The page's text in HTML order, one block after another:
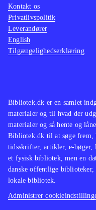
Bibliotek.dk er en samlet
materialer og til hvad der
materialer og så hente og
Bibliotek.dk til at søge frem,
tidsskrifter, artikler, e-bøger,
et fysisk bibliotek, men en
danske offentlige
lokale bibliotek.
Administrer
Kontakt os
Privatlivspolitik
Leverandører
English
Tilgængelighedserklæring